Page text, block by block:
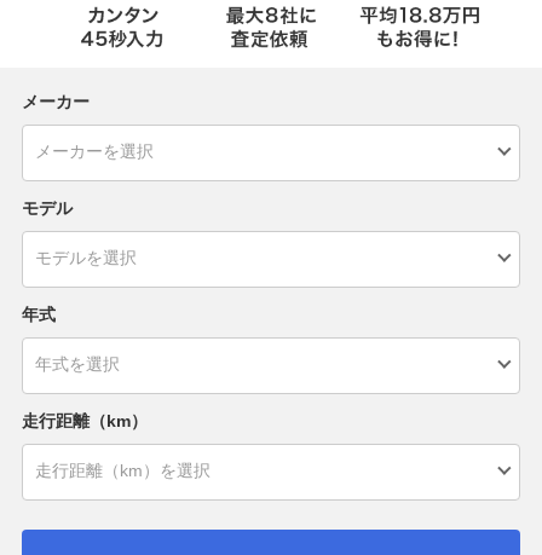
メーカー
モデル
年式
走行距離（km）